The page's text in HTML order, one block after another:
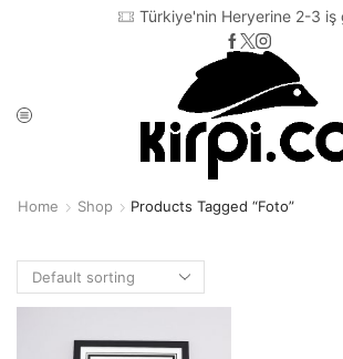
Türkiye'nin Heryerine 2-3 iş
Home Shop Products Tagged “foto”